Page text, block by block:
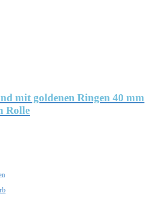
mit goldenen Ringen 40 mm
Rolle